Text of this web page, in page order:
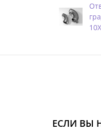
ЕСЛИ ВЫ